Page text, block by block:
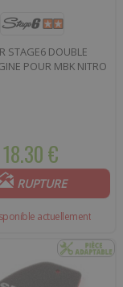
STAGE6 DOUBLE
POUR MBK NITRO
18.30 €
RUPTURE
actuellement